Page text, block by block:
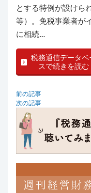
とする特例が設けら
等）。免税事業者が
に相続...
税務通信データベ
スで続きを読む
前の記事
次の記事